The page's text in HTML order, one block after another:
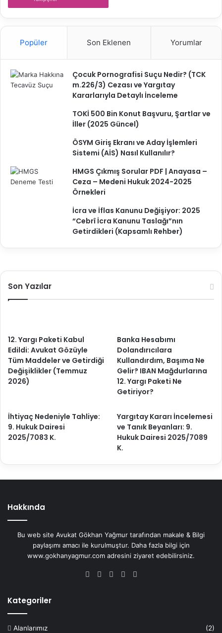
u
k
a
5
0
Popüler Son Eklenen Yorumlar
Çocuk Pornografisi Suçu Nedir? (TCK
m.226/3) Cezası ve Yargıtay
Kararlarıyla Detaylı İnceleme
TOKİ 500 Bin Konut Başvuru, Şartlar ve
İller (2025 Güncel)
ÖSYM Giriş Ekranı ve Aday İşlemleri
Sistemi (AİS) Nasıl Kullanılır?
HMGS Çıkmış Sorular PDF | Anayasa –
Ceza – Medeni Hukuk 2024-2025
Örnekleri
İcra ve İflas Kanunu Değişiyor: 2025
“Cebrî İcra Kanunu Taslağı”nın
Getirdikleri (Kapsamlı Rehber)
Son Yazılar
12. Yargı Paketi Kabul
Edildi: Avukat Gözüyle
Tüm Maddeler ve Getirdiği
Değişiklikler (Temmuz
2026)
Banka Hesabımı
Dolandırıcılara
Kullandırdım, Başıma Ne
Gelir? IBAN Mağdurlarına
12. Yargı Paketi Ne
Getiriyor?
İhtiyaç Nedeniyle Tahliye:
9. Hukuk Dairesi
2025/7083 K.
Yargıtay Kararı İncelemesi
ve Tanık Beyanları: 9.
Hukuk Dairesi 2025/7089
K.
Hakkında
Bu web site Avukat Gökhan Yağmur tarafından makale & Bilgi
paylaşımı amacı ile kurulmuştur. Daha fazla bilgi için
www.gokhanyagmur.com adresini ziyaret edebilirsiniz.
Facebook
X YouTubeInstagram
Kategoriler
Alanlarımız
(2)